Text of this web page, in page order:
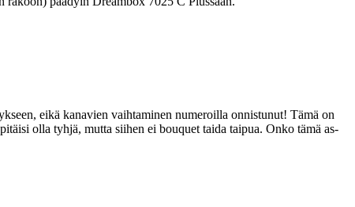
eikä kanavien vaihtaminen numeroilla onnistunut! Tämä on
olla tyhjä, mutta siihen ei bouquet taida taipua. Onko tämä as-